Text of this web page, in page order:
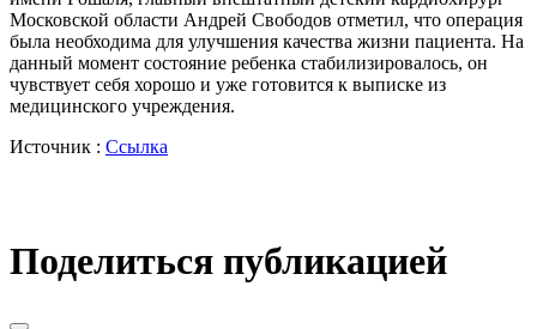
Московской области Андрей Свободов отметил, что операция
была необходима для улучшения качества жизни пациента. На
данный момент состояние ребенка стабилизировалось, он
чувствует себя хорошо и уже готовится к выписке из
медицинского учреждения.
Источник : Ссылка
Поделиться публикацией